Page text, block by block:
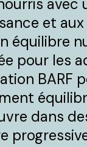
et
équilibre
pour les
BARF
dans